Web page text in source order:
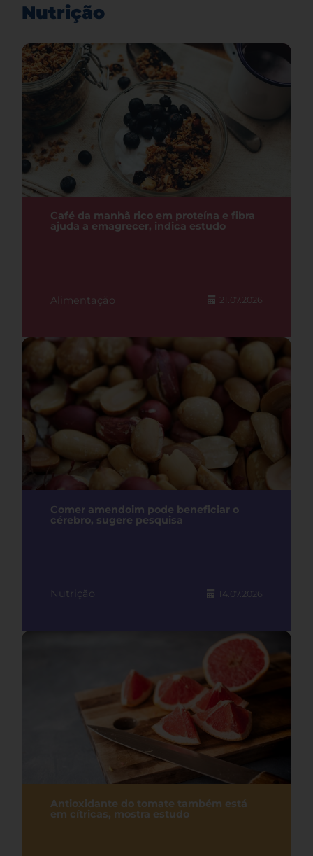
Nutrição
Café da manhã rico em proteína e fibra
ajuda a emagrecer, indica estudo
Alimentação 21.07.2026
Comer amendoim pode beneficiar o
cérebro, sugere pesquisa
Nutrição 14.07.2026
Antioxidante do tomate também está
em cítricas, mostra estudo